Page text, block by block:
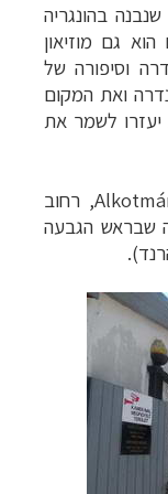
בהונגריה
גם מוזיאון
וסיפורה של
ואת המקום
יעזרו לשמר את
, רחוב
שבראש הגבעה